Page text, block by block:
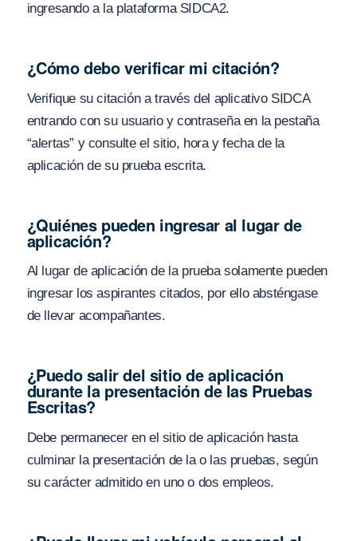
ingresando a la plataforma SIDCA2.
¿Cómo debo verificar mi citación?
Verifique su citación a través del aplicativo SIDCA
entrando con su usuario y contraseña en la pestaña
“alertas” y consulte el sitio, hora y fecha de la
aplicación de su prueba escrita.
¿Quiénes pueden ingresar al lugar de
aplicación?
Al lugar de aplicación de la prueba solamente pueden
ingresar los aspirantes citados, por ello absténgase
de llevar acompañantes.
¿Puedo salir del sitio de aplicación
durante la presentación de las Pruebas
Escritas?
Debe permanecer en el sitio de aplicación hasta
culminar la presentación de la o las pruebas, según
su carácter admitido en uno o dos empleos.